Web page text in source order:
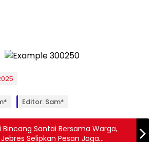
Editor: Sam*
Bincang Santai Bersama Warga,
Selipkan Pesan Jaga